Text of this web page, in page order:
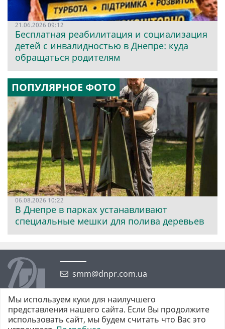
21.06.2026 09:12
Бесплатная реабилитация и социализация
детей с инвалидностью в Днепре: куда
обращаться родителям
ПОПУЛЯРНОЕ ФОТО
06.08.2026 10:22
В Днепре в парках устанавливают
специальные мешки для полива деревьев
smm@dnpr.com.ua
Мы используем куки для наилучшего
представления нашего сайта. Если Вы продолжите
использовать сайт, мы будем считать что Вас это